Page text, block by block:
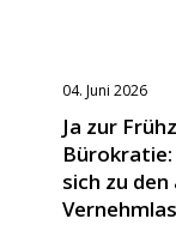
04. Juni 2026
Ja zur
sich zu